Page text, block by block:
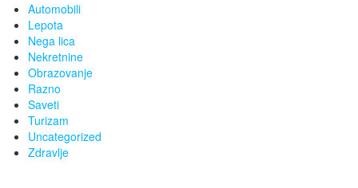
Automobili
Lepota
Nega lica
Nekretnine
Obrazovanje
Razno
Saveti
Turizam
Uncategorized
Zdravlje